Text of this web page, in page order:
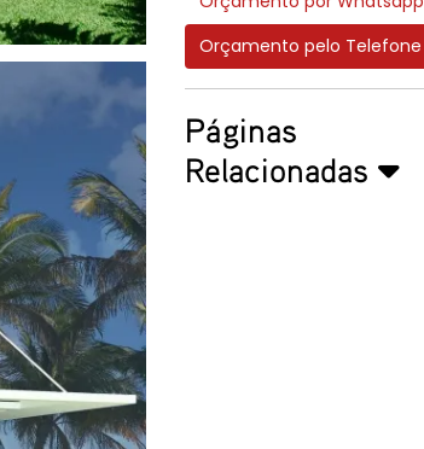
Orçamento pelo Telefone
Páginas
Relacionadas